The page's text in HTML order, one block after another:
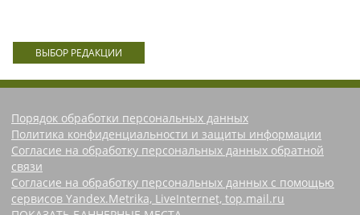
ВЫБОР РЕДАКЦИИ
Порядок обработки персональных данных
Политика конфиденциальности и защиты информации
Согласие на обработку персональных данных обратной
связи
Согласие на обработку персональных данных с помощью
сервисов Yandex.Metrika, LiveInternet, top.mail.ru